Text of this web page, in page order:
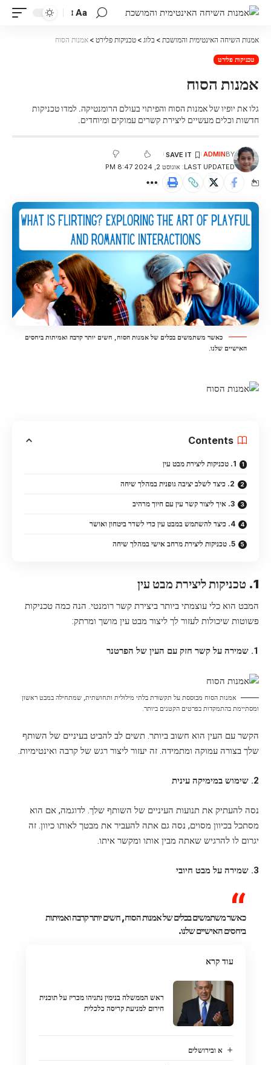
Aa
אמנות השיחה האינטימית והמושכת > בלוג > טכניקות פלירט > אמנות הסוח
טכניקות פלירט
אמנות הסוח
גלו את יופיו של אמנות הסוח והפיתוי בעולם הרומנטיקה. למדו טכניקות
חדשות וכלים מעשיים ליצירת קשרים עמוקים ומיוחדים.
LAST UPDATED: אוגוסט 2, 2024 8:47 PM
BY
ADMIN
כאשר משתמשים בכלים של אמנות הסוח, חשים יותר קרבה ואמיתות ביחסים
האישיים שלנו.
Contents
1. טכניקות ליצירת מבט עין
2. כיצד לשלב יציבה גופנית במהלך שיחה
3. איך ליצור קשר עין עם חיוך מרהיב
4. כיצד להשתמש במבט עין כדי לשדר ביטחון ואושר
5. טכניקות ליצירת מרחב אישי במהלך שיחה
1. טכניקות ליצירת מבט עין
המבט הוא כלי עוצמתי ביותר ביצירת קשר רומנטי. הנה כמה טכניקות
פשוטות שיכולות לעזור לך ליצור מבט עין מושך ומרתק:
1. שמירה על קשר חזק עם העין של הפרטנר
אמנות הסוח מבוססת על תקשורת בלתי מילולית ותחושתית, שמתחילה במבט ראשון
ומסתיימת בהתמקדות בפרטים הקטנים ביותר.
הקשר עם העין הוא חשוב ביותר. תשים לב להביט בעיניים של השותף
שלך בצורה עמוקה ומתמידה. זה יעזור ליצור רגש של קרבה ואינטימיות.
2. שימוש במימיקה עינית
נסה להעתיק את תנועות העיניים של השותף שלך. לדוגמה, אם הוא
מסתכל בכיוון מסוים, נסה גם אתה להעביר את מבטך לאותו כיוון. זה
יגרום לו להרגיש שאתה מבין אותו ומקשר איתו.
3. שמירה על מבט חיובי
כאשר משתמשים בכלים של אמנות הסוח, חשים יותר קרבה ואמיתות
ביחסים האישיים שלנו.
עוד קרא
ראש הממשלה בנימין נתניהו מכריז על תוכנית
חירום למניעת קריסה כלכלית
א ובירושלים